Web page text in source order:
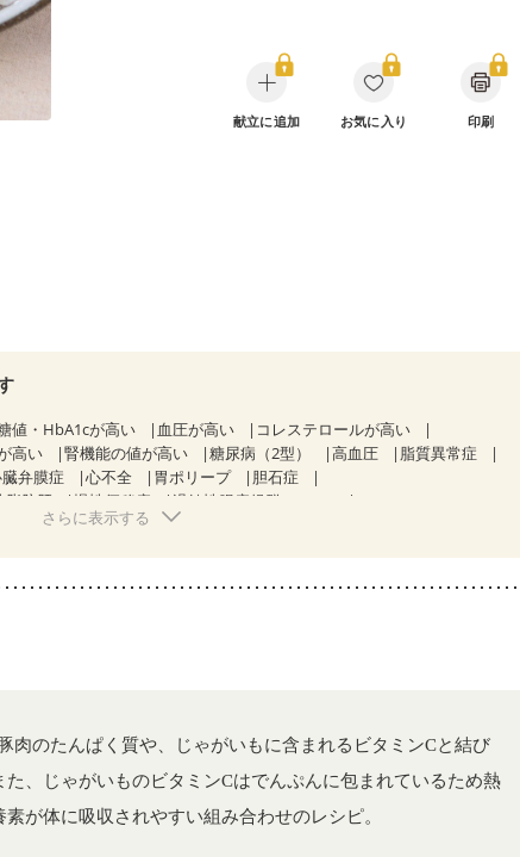
献立に追加 お気に入り 印刷
値・HbA1cが高い 血圧が高い
コレステロールが高い
高い 腎機能の値が高い 糖尿病（2型） 高血圧
脂質異常症
弁膜症 心不全 胃ポリープ
胆石症
脂肪肝 慢性便秘症
過敏性腸症候群（IBS）
糖尿病性腎症（第２期）
リウマチ 乾癬 フレイル（年齢に合わせた体作り）
低栄養予防
さらに表示する
肉のたんぱく質や、じゃがいもに含まれるビタミンCと結び
、じゃがいものビタミンCはでんぷんに包まれているため熱
が体に吸収されやすい組み合わせのレシピ。